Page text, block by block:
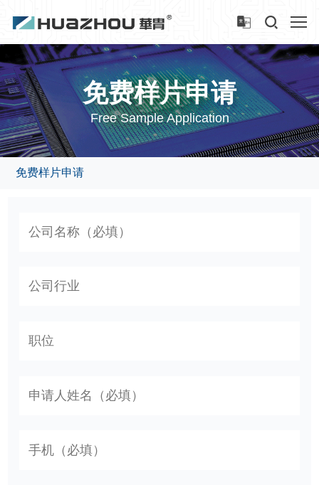
免费样片申请
Free Sample Application
免费样片申请